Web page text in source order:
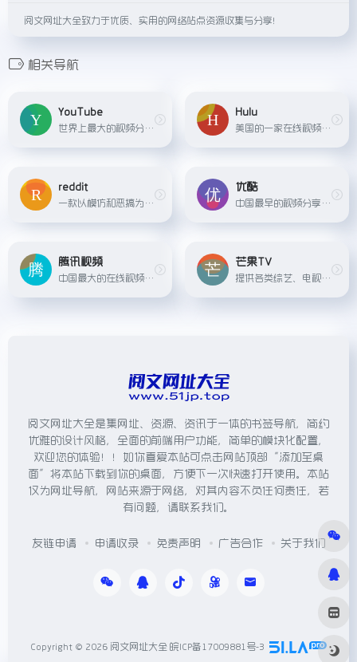
阅文网址大全致力于优质、实用的网络站点资源收集与分享！
相关导航
YouTube
世界上最大的视频分享网站
Hulu
美国的一家在线视频流媒体服务，提供最新电视剧和电影。
reddit
一款以模仿和恶搞为主的短视频社交应用
优酷
中国最早的视频分享网站之一，提供海量高清视频内容。
腾讯视频
中国最大的在线视频平台之一，提供丰富的电影、电视剧、综艺等视频内容。
芒果TV
提供各类综艺、电视剧、电影等内容为主的视频网站。
阅文网址大全是集网址、资源、资讯于一体的书签导航，简约
优雅的设计风格，全面的前端用户功能，简单的模块化配置，
欢迎您的体验！！如你喜爱本站可点击网站顶部“添加至桌
面”将本站下载到你的桌面，方便下一次快速打开使用。本站
仅为网址导航，网站来源于网络，对其内容不负任何责任，若
有问题，请联系我们。
友链申请 申请收录 免责声明 广告合作 关于我们
Copyright © 2026 阅文网址大全 皖ICP备17009881号-3